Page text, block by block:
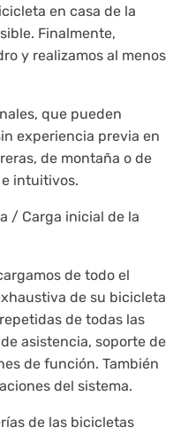
en casa de la
Finalmente,
y realizamos al menos
que pueden
experiencia previa en
de montaña o de
intuitivos.
/ Carga inicial de la
de todo el
de su bicicleta
de todas las
asistencia, soporte de
de función. También
del sistema.
de las bicicletas